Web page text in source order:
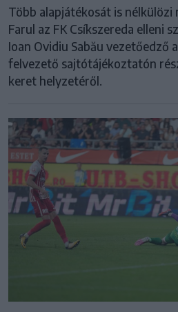
Több alapjátékosát is nélkülözi
Farul az FK Csíkszereda elleni
Ioan Ovidiu Sabău vezetőedző
felvezető sajtótájékoztatón
keret helyzetéről.